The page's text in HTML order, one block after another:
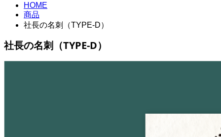
HOME
商品
社長の名刺（TYPE-D）
社長の名刺（TYPE-D）